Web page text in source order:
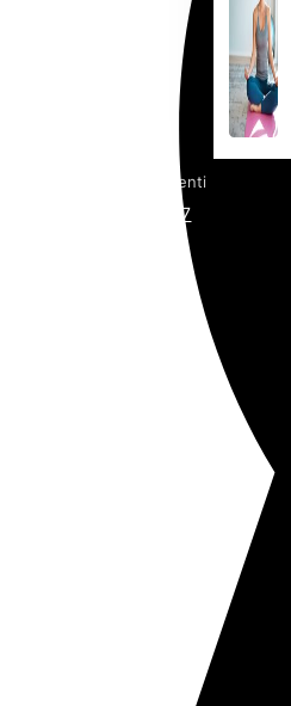
Assitenza utenti
0873 382187